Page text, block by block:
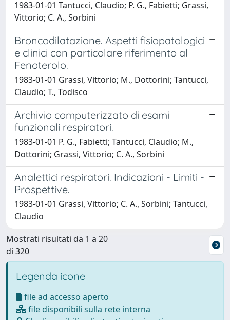
1983-01-01 Tantucci, Claudio; P. G., Fabietti; Grassi,
Vittorio; C. A., Sorbini
Broncodilatazione. Aspetti fisiopatologici
e clinici con particolare riferimento al
Fenoterolo.
1983-01-01 Grassi, Vittorio; M., Dottorini; Tantucci,
Claudio; T., Todisco
Archivio computerizzato di esami
funzionali respiratori.
1983-01-01 P. G., Fabietti; Tantucci, Claudio; M.,
Dottorini; Grassi, Vittorio; C. A., Sorbini
Analettici respiratori. Indicazioni - Limiti -
Prospettive.
1983-01-01 Grassi, Vittorio; C. A., Sorbini; Tantucci,
Claudio
Mostrati risultati da 1 a 20
di 320
Legenda icone
file ad accesso aperto
file disponibili sulla rete interna